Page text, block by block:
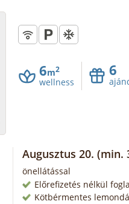
6m2
wellness
6
Augusztus 20. (min.
önellátással
Előrefizetés nélkül
Kötbérmentes